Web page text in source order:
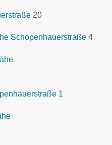
20
Schopenhauerstraße 4
1